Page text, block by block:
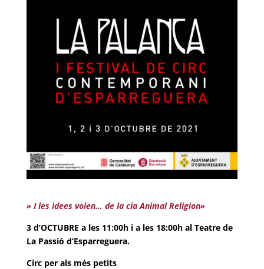
» I les idees volen… de la cia Animal Religion»
3 d’OCTUBRE a les 11:00h i a les 18:00h al Teatre de
La Passió d’Esparreguera.
Circ per als més petits